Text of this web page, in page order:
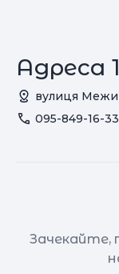
Адреса 1
вулиця
095-849-16-33
Зачекайте,